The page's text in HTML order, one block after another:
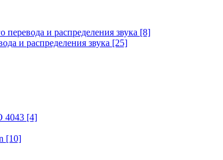
и распределения звука [8]
и распределения звука [25]
4043 [4]
[10]